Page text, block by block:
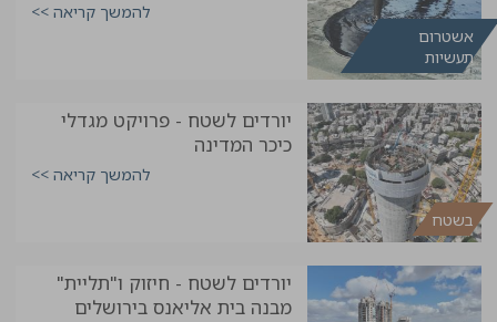
אשטרום
תעשיות
להמשך קריאה >>
בשטח
יורדים לשטח - פרויקט מגדלי
כיכר המדינה
להמשך קריאה >>
יורדים לשטח - חיזוק ו"תליית"
מבנה בית אליאנס בירושלים